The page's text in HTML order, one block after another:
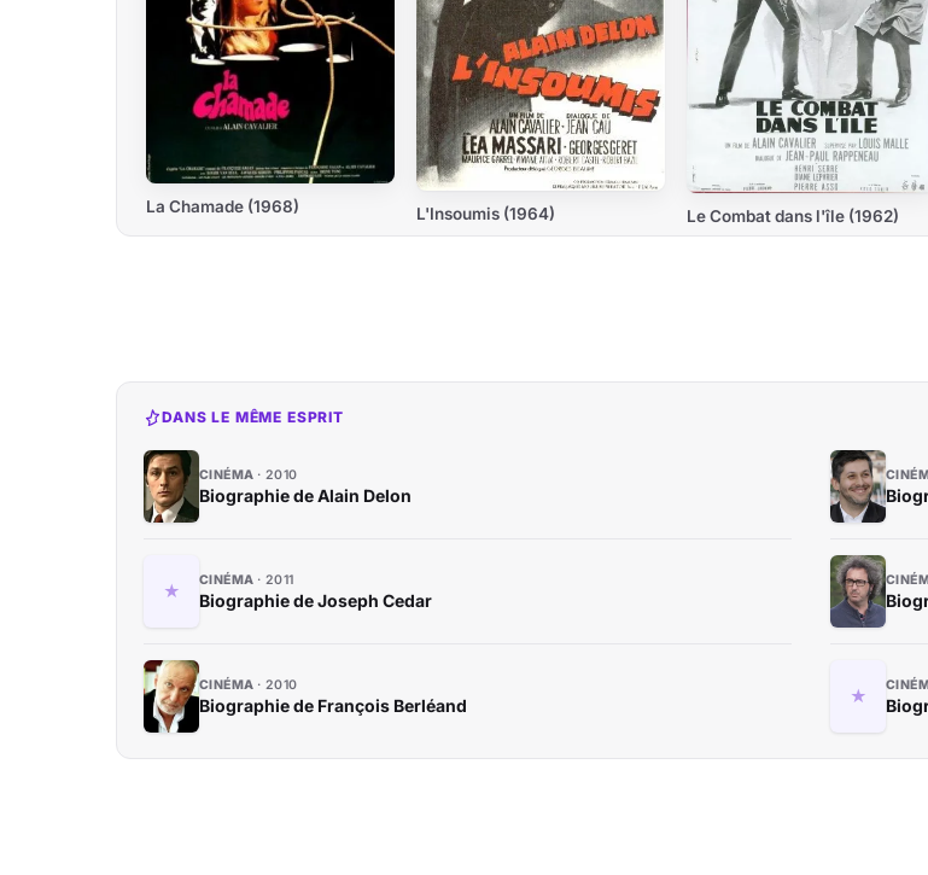
La Chamade (1968) L'Insoumis (1964) Le Combat dans l'île (1962)
DANS LE MÊME ESPRIT
CINÉMA 2010
Biographie de Alain Delon
CINÉMA 2011
Biographie de Joseph Cedar
CINÉMA 2010
Biographie de François Berléand